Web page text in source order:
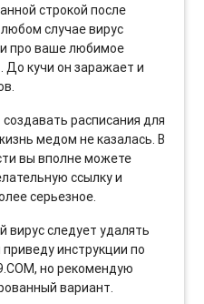
строкой после
случае вирус
про ваше любимое
До кучи он заражает и
расписания для
медом не казалась. В
вы вполне можете
ссылку и
серьезное.
следует удалять
инструкции по
но рекомендую
вариант.